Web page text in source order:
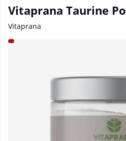
Vitaprana Taurine
Vitaprana
Produktbilleder Vitaprana